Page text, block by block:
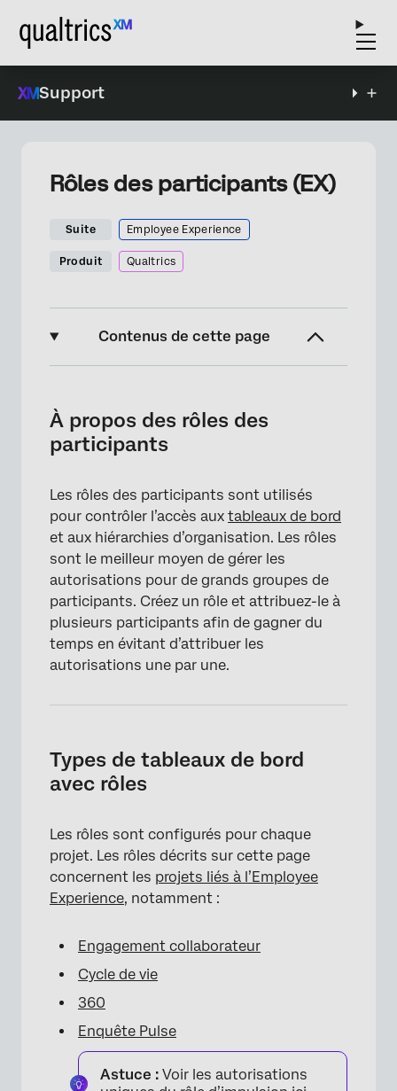
Support
Rôles des participants (EX)
Suite Employee Experience
Produit Qualtrics
Contenus de cette page
Types de tableaux de bord avec rôles
Créer une fonction
Ajouter &amp ; Supprimer des participants
Ajouter des délégués aux rôles
Attribution automatique des rôles
Options de rôle
Recherche d’un rôle
À propos des rôles des
participants
Les rôles des participants sont utilisés
pour contrôler l’accès aux tableaux de bord
et aux hiérarchies d’organisation. Les rôles
sont le meilleur moyen de gérer les
autorisations pour de grands groupes de
participants. Créez un rôle et attribuez-le à
plusieurs participants afin de gagner du
temps en évitant d’attribuer les
autorisations une par une.
Types de tableaux de bord
avec rôles
Les rôles sont configurés pour chaque
projet. Les rôles décrits sur cette page
concernent les projets liés à l’Employee
Experience, notamment :
Engagement collaborateur
Cycle de vie
360
Enquête Pulse
Astuce : Voir les autorisations